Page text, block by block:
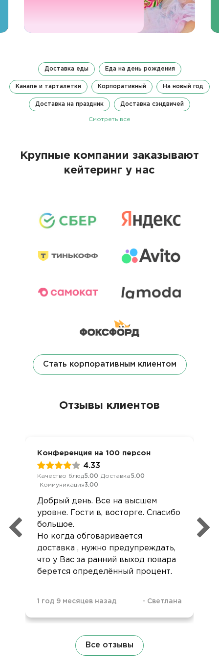
Доставка еды Еда на день рождения
Канапе и тарталетки Корпоративный На новый год
Доставка на праздник Доставка сэндвичей
Смотреть все
Крупные компании заказывают
кейтеринг у нас
Стать корпоративным клиентом
Отзывы клиентов
Конференция на 100 персон
4.33
Качество блюд5.00 Доставка5.00
Коммуникация3.00
Добрый день. Все на высшем
уровне. Гости в, восторге. Спасибо
большое.
Но когда обговаривается
доставка , нужно предупреждать,
что у Вас за ранний выход повара
берется определённый процент.
1 год 9 месяцев назад - Светлана
Все отзывы